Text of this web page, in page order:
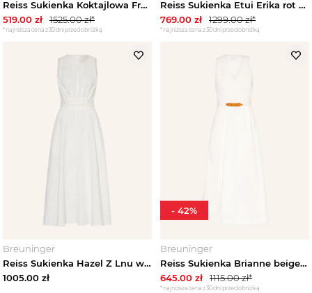
Reiss Sukienka Koktajlowa Frankie schwarz CZARNY
519.00 zł 1525.00zł*
*najniższa cena z 30 dni przed obniżką
Reiss Sukienka Etui Erika rot POMARAŃCZOWY
769.00 zł 1299.00zł*
*najniższa cena z 30 dni przed obniżką
Breuninger
Reiss Sukienka Hazel Z Lnu weiss BIAŁY
1005.00 zł
Breuninger
Reiss Sukienka Brianne beige BIAŁY
645.00 zł 1115.00zł*
*najniższa cena z 30 dni przed obniżką
- 42%